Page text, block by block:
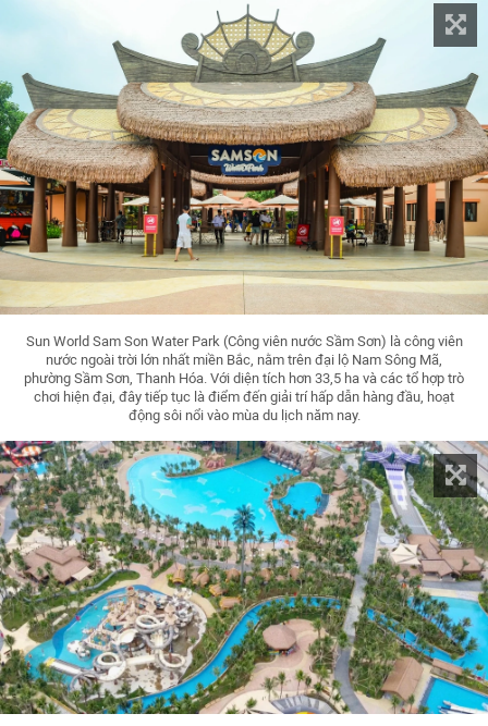
Sun World Sam Son Water Park (Công viên nước Sầm Sơn) là công viên
nước ngoài trời lớn nhất miền Bắc, nằm trên đại lộ Nam Sông Mã,
phường Sầm Sơn, Thanh Hóa. Với diện tích hơn 33,5 ha và các tổ hợp trò
chơi hiện đại, đây tiếp tục là điểm đến giải trí hấp dẫn hàng đầu, hoạt
động sôi nổi vào mùa du lịch năm nay.